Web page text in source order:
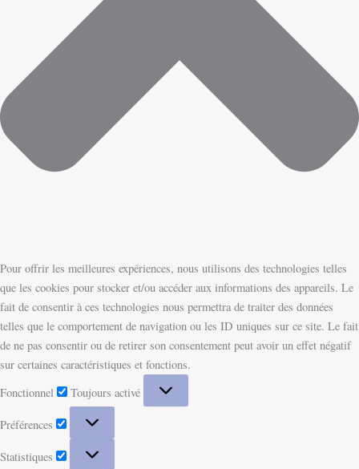
Pour offrir les meilleures expériences, nous utilisons des technologies telles
que les cookies pour stocker et/ou accéder aux informations des appareils. Le
fait de consentir à ces technologies nous permettra de traiter des données
telles que le comportement de navigation ou les ID uniques sur ce site. Le fait
de ne pas consentir ou de retirer son consentement peut avoir un effet négatif
sur certaines caractéristiques et fonctions.
Fonctionnel
Toujours activé
Préférences
Statistiques